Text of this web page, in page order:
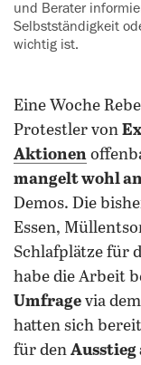
und Berater
Selbst­ständigkeit
wichtig ist.
Eine Woche
Protestler von
Aktionen
mangelt wohl
Demos. Die
Essen,
Schlafplätze für
habe die Arbeit
Umfrage via
hatten sich
für den Ausstieg